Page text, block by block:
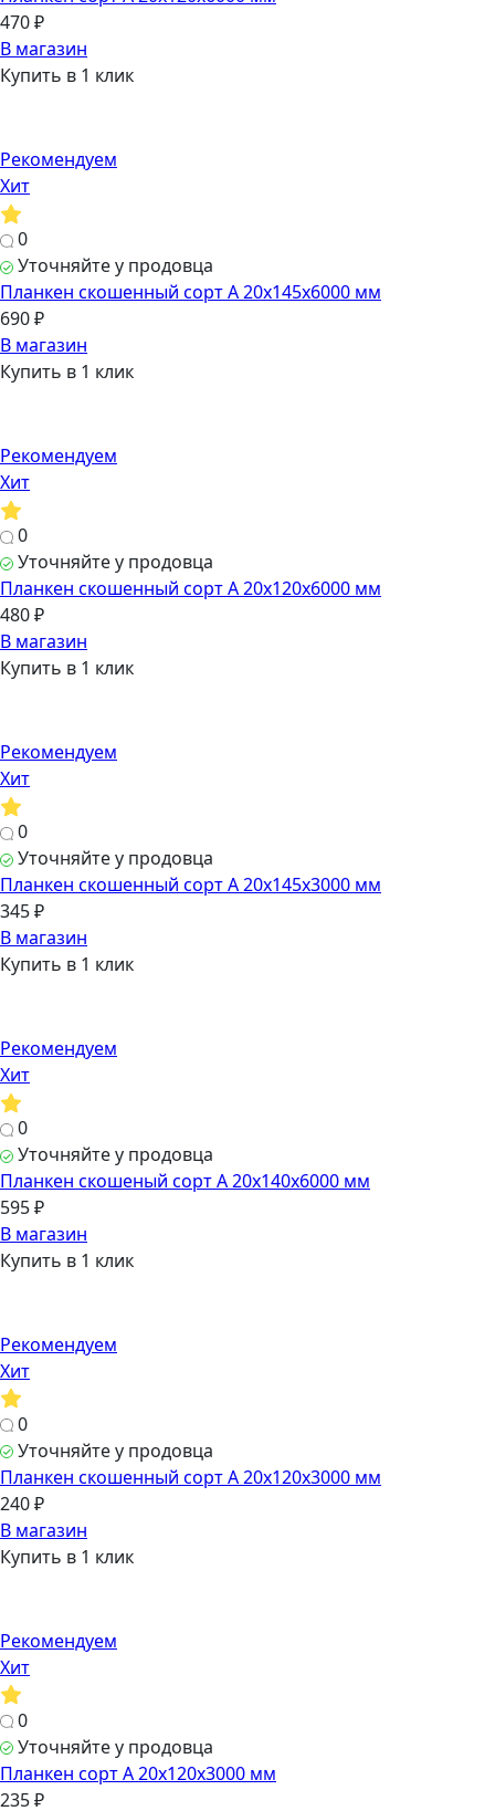
470 ₽
В магазин
Купить в 1 клик
Рекомендуем
Хит
0
Уточняйте у продовца
Планкен скошенный сорт А 20х145х6000 мм
690 ₽
В магазин
Купить в 1 клик
Рекомендуем
Хит
0
Уточняйте у продовца
Планкен скошенный сорт А 20х120х6000 мм
480 ₽
В магазин
Купить в 1 клик
Рекомендуем
Хит
0
Уточняйте у продовца
Планкен скошенный сорт А 20х145х3000 мм
345 ₽
В магазин
Купить в 1 клик
Рекомендуем
Хит
0
Уточняйте у продовца
Планкен скошеный сорт А 20х140х6000 мм
595 ₽
В магазин
Купить в 1 клик
Рекомендуем
Хит
0
Уточняйте у продовца
Планкен скошенный сорт А 20х120х3000 мм
240 ₽
В магазин
Купить в 1 клик
Рекомендуем
Хит
0
Уточняйте у продовца
Планкен сорт А 20х120х3000 мм
235 ₽